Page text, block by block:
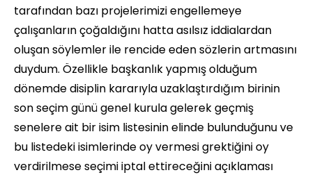
tarafından bazı projelerimizi engellemeye
çalışanların çoğaldığını hatta asılsız iddialardan
oluşan söylemler ile rencide eden sözlerin artmasını
duydum. Özellikle başkanlık yapmış olduğum
dönemde disiplin kararıyla uzaklaştırdığım birinin
son seçim günü genel kurula gelerek geçmiş
senelere ait bir isim listesinin elinde bulunduğunu ve
bu listedeki isimlerinde oy vermesi grektiğini oy
verdirilmese seçimi iptal ettireceğini açıklaması